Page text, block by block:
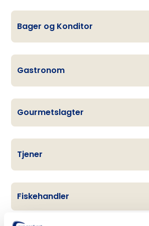
Bager og Konditor
Gastronom
Gourmetslagter
Tjener
Fiskehandler